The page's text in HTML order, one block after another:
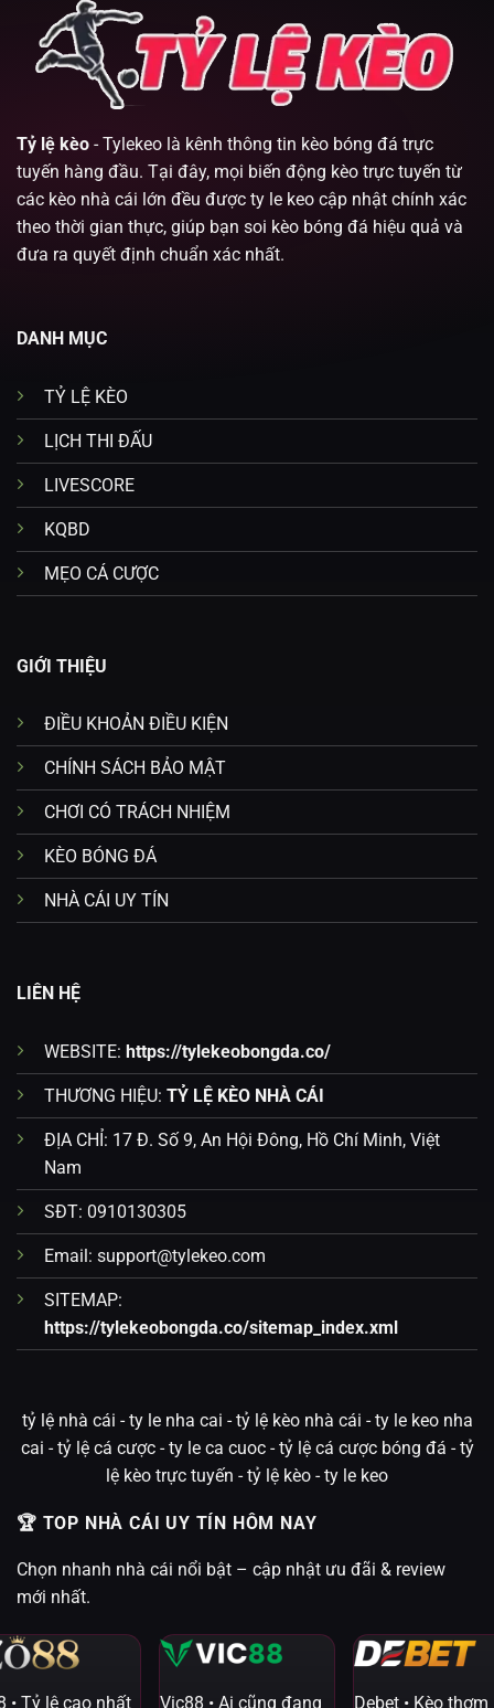
Tỷ lệ kèo - Tylekeo là kênh thông tin kèo bóng đá trực
tuyến hàng đầu. Tại đây, mọi biến động kèo trực tuyến từ
các kèo nhà cái lớn đều được ty le keo cập nhật chính xác
theo thời gian thực, giúp bạn soi kèo bóng đá hiệu quả và
đưa ra quyết định chuẩn xác nhất.
DANH MỤC
TỶ LỆ KÈO
LỊCH THI ĐẤU
LIVESCORE
KQBD
MẸO CÁ CƯỢC
GIỚI THIỆU
ĐIỀU KHOẢN ĐIỀU KIỆN
CHÍNH SÁCH BẢO MẬT
CHƠI CÓ TRÁCH NHIỆM
KÈO BÓNG ĐÁ
NHÀ CÁI UY TÍN
LIÊN HỆ
WEBSITE: https://tylekeobongda.co/
THƯƠNG HIỆU: TỶ LỆ KÈO NHÀ CÁI
ĐỊA CHỈ: 17 Đ. Số 9, An Hội Đông, Hồ Chí Minh, Việt
Nam
SĐT: 0910130305
Email: support@tylekeo.com
SITEMAP:
https://tylekeobongda.co/sitemap_index.xml
tỷ lệ nhà cái - ty le nha cai - tỷ lệ kèo nhà cái - ty le keo nha
cai - tỷ lệ cá cược - ty le ca cuoc - tỷ lệ cá cược bóng đá - tỷ
lệ kèo trực tuyến - tỷ lệ kèo - ty le keo
🏆️ TOP NHÀ CÁI UY TÍN HÔM NAY
Chọn nhanh nhà cái nổi bật – cập nhật ưu đãi & review
mới nhất.
• Tỷ lệ cao nhất Vic88 • Ai cũng đang Debet • Kèo